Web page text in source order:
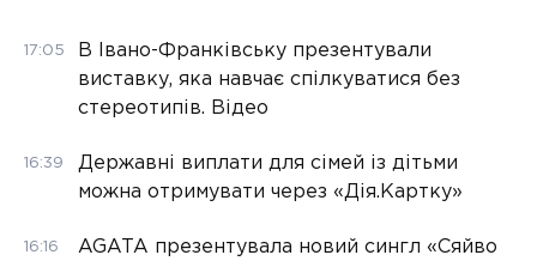
17:05
В Івано-Франківську презентували
виставку, яка навчає спілкуватися без
стереотипів. Відео
16:39
Державні виплати для сімей із дітьми
можна отримувати через «Дія.Картку»
16:16 AGATA презентувала новий сингл «Сяйво